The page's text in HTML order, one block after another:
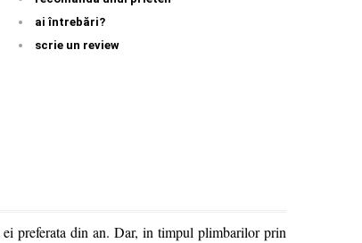
ai întrebări?
scrie un review
preferata din an. Dar, in timpul plimbarilor prin